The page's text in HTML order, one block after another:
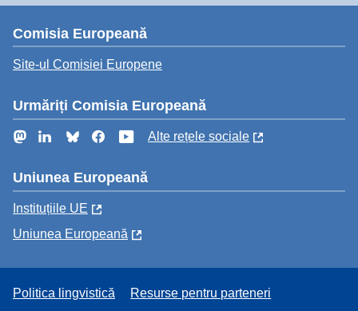
Comisia Europeană
Site-ul Comisiei Europene
Urmăriți Comisia Europeană
MastodonLinkedInBlueskyFacebookYouTube
Alte rețele sociale
Uniunea Europeană
Instituțiile UE
Uniunea Europeană
Politica lingvistică
Resurse pentru parteneri